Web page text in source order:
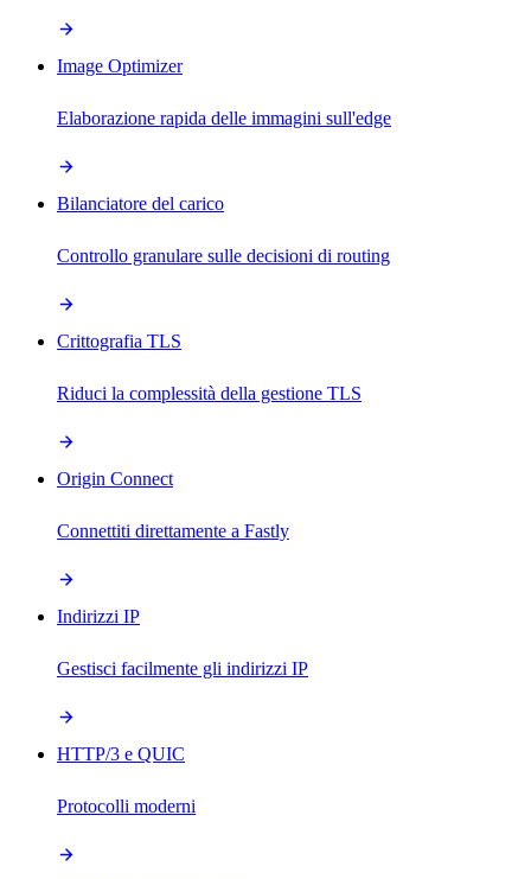
Image Optimizer
Elaborazione rapida delle immagini sull'edge
Bilanciatore del carico
Controllo granulare sulle decisioni di routing
Crittografia TLS
Riduci la complessità della gestione TLS
Origin Connect
Connettiti direttamente a Fastly
Indirizzi IP
Gestisci facilmente gli indirizzi IP
HTTP/3 e QUIC
Protocolli moderni